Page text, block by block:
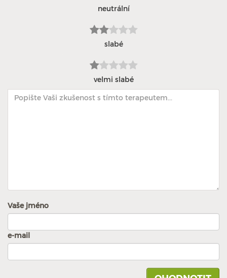
neutrální
slabé
velmi slabé
Vaše jméno
e-mail